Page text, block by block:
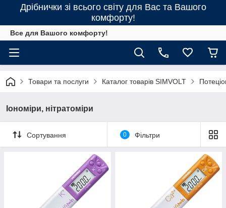
Дрібнички зі всього світу для Вас та Вашого
комфорту!
Все для Вашого комфорту!
Товари та послуги Каталог товарів SIMVOLT
Іономіри, нітратоміри
Сортування 0 Фільтри